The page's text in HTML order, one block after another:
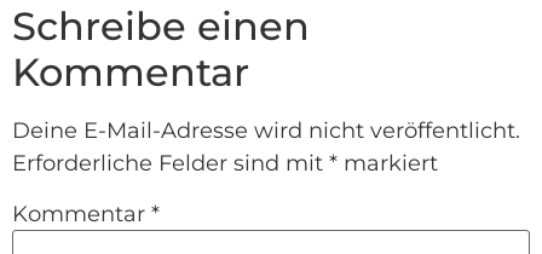
Schreibe einen
Kommentar
Deine E-Mail-Adresse wird nicht veröffentlicht.
Erforderliche Felder sind mit * markiert
Kommentar *